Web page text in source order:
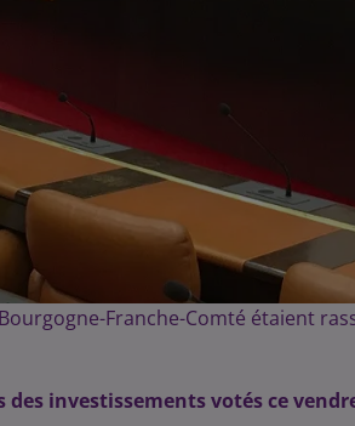
Franche-Comté étaient
investissements votés ce